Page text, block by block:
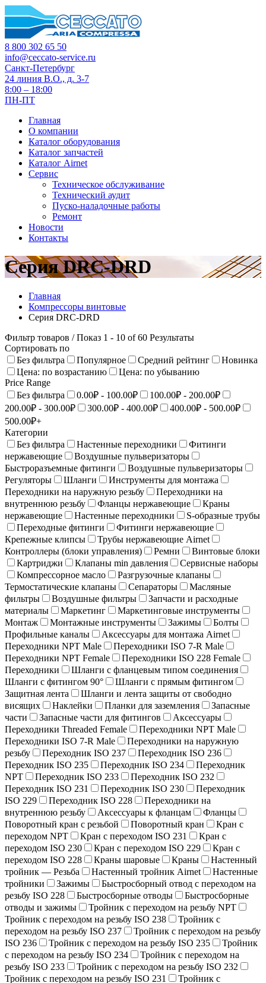
8 800 302 65 50
info@ceccato-service.ru
Санкт-Петербург
24 линия В.О., д. 3-7
8:00 – 18:00
ПН-ПТ
Главная
О компании
Каталог оборудования
Каталог запчастей
Каталог Airnet
Сервис
Техническое обслуживание
Технический аудит
Пуско-наладочные работы
Ремонт
Новости
Контакты
Серия DRC-DRD
Главная
Компрессоры винтовые
Серия DRC-DRD
Фильтр товаров / Показ 1 - 10 of 60 Результаты
Сортировать по
Без фильтра
Популярное Средний рейтинг
Новинка
Цена: по возрастанию
Цена: по убыванию
Price Range
Без фильтра
0.00₽ - 100.00₽
100.00₽ - 200.00₽
200.00₽ - 300.00₽
300.00₽ - 400.00₽
400.00₽ - 500.00₽
500.00₽+
Категории
Без фильтра
Настенные переходники
Фитинги
нержавеющие
Воздушные пульверизаторы
Быстроразъемные фитинги
Воздушные пульверизаторы
Регуляторы
Шланги
Инструменты для монтажа
Переходники на наружную резьбу
Переходники на
внутреннюю резьбу
Фланцы нержавеющие
Краны
нержавеющие
Настенныe переходники
S-образные трубы
Переходные фитинги
Фитинги нержавеющие
Крепежные клипсы
Трубы нержавеющие Airnet
Контроллеры (блоки управления)
Ремни
Винтовые блоки
Картриджи
Клапаны min давления
Сервисные наборы
Компрессорное масло
Разгрузочные клапаны
Термостатические клапаны
Сепараторы
Масляные
фильтры
Воздушные фильтры
Запчасти и расходные
материалы
Маркетинг
Маркетинговые инструменты
Монтаж
Монтажные инструменты Зажимы
Болты
Профильные каналы
Аксессуары для монтажа Airnet
Переходники NPT Male
Переходники ISO 7-R Male
Переходники NPT Female
Переходники ISO 228 Female
Переходники
Шланги с фланцевым типом соединения
Шланги с фитингом 90°
Шланги с прямым фитингом
Защитная лента
Шланги и лента защиты от свободно
висящих
Наклейки Планки для заземления
Запасные
части
Запасные части для фитингов
Аксессуары
Переходники Threaded Female
Переходники NPT Male
Переходники ISO 7-R Male
Переходники на наружную
резьбу
Переходник ISO 237
Переходник ISO 236
Переходник ISO 235
Переходник ISO 234
Переходник
NPT
Переходник ISO 233
Переходник ISO 232
Переходник ISO 231
Переходник ISO 230
Переходник
ISO 229
Переходник ISO 228
Переходники на
внутреннюю резьбу
Аксессуары к фланцам
Фланцы
Поворотный кран c резьбой
Поворотный кран
Кран с
переходом NPT
Кран с переходом ISO 231
Кран с
переходом ISO 230
Кран с переходом ISO 229
Кран с
переходом ISO 228
Краны шаровые Краны
Настенный
тройник — Резьба
Настенный тройник Airnet
Настенные
тройники
Зажимы
Быстросборный отвод с переходом на
резьбу ISO 228
Быстросборные отводы
Быстросборные
отводы и зажимы
Тройник с переходом на резьбу NPT
Тройник с переходом на резьбу ISO 238
Тройник с
переходом на резьбу ISO 237
Тройник с переходом на резьбу
ISO 236
Тройник с переходом на резьбу ISO 235
Тройник
с переходом на резьбу ISO 234
Тройник с переходом на
резьбу ISO 233
Тройник с переходом на резьбу ISO 232
Тройник с переходом на резьбу ISO 231
Тройник с